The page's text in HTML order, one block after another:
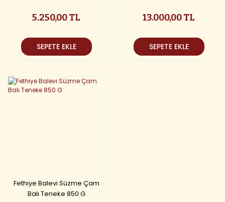
5.250,00 TL
SEPETE EKLE
13.000,00 TL
SEPETE EKLE
Fethiye Balevi Süzme Çam
Balı Teneke 850 G